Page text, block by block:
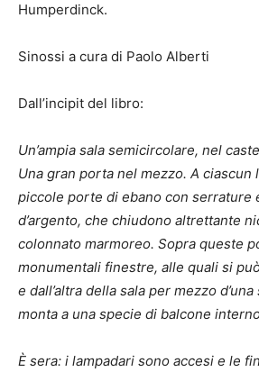
Humperdinck.
Sinossi a cura di Paolo Alberti
Dall’incipit del libro:
Un’ampia sala semicircolare, nel
Una gran porta nel mezzo. A ciascun
piccole porte di ebano con serrature
d’argento, che chiudono altrettante
colonnato marmoreo. Sopra queste
monumentali finestre, alle quali si
e dall’altra della sala per mezzo
monta a una specie di balcone
È sera: i lampadari sono accesi e le